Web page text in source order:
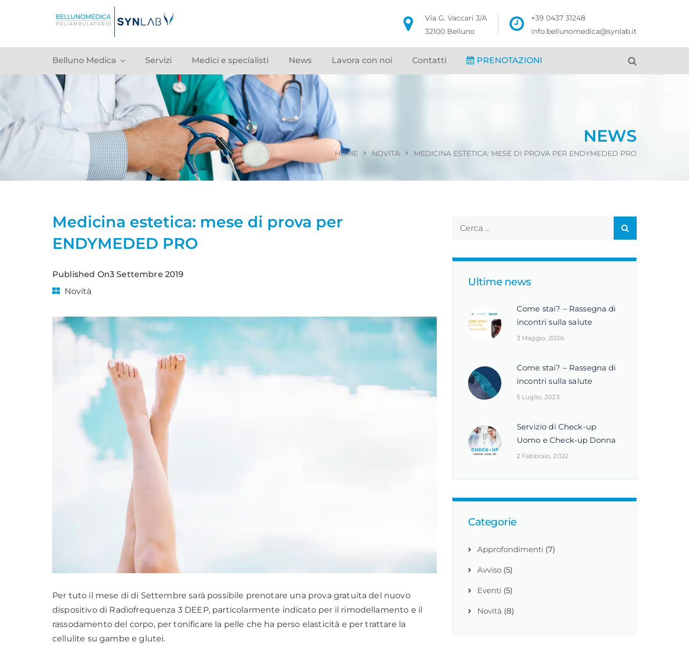
Via G. Vaccari 3/A
32100 Belluno
+39 0437 31248
info.bellunomedica@synlab.it
Belluno Medica Servizi Medici e specialisti News Lavora con noi Contatti PRENOTAZIONI
NEWS
HOME NOVITÀ MEDICINA ESTETICA: MESE DI PROVA PER ENDYMEDED PRO
Medicina estetica: mese di prova per
ENDYMEDED PRO
Published On3 Settembre 2019
Novità
Per tuto il mese di di Settembre sarà possibile prenotare una prova gratuita del nuovo
dispositivo di Radiofrequenza 3 DEEP, particolarmente indicato per il rimodellamento e il
rassodamento del corpo, per tonificare la pelle che ha perso elasticità e per trattare la
cellulite su gambe e glutei.
Ultime news
Come stai? – Rassegna di
incontri sulla salute
3 Maggio, 2026
Come stai? – Rassegna di
incontri sulla salute
5 Luglio, 2023
Servizio di Check-up
Uomo e Check-up Donna
2 Febbraio, 2022
Categorie
Approfondimenti (7)
Avviso (5)
Eventi (5)
Novità (8)